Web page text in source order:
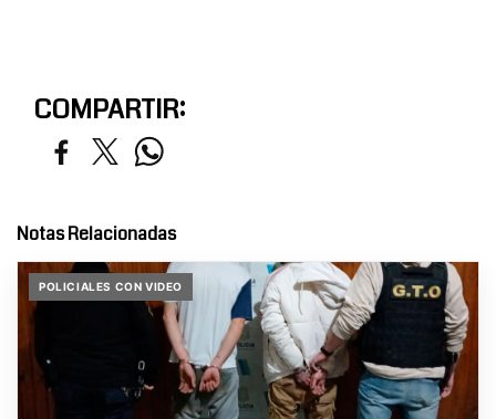
COMPARTIR:
Notas Relacionadas
POLICIALES CON VIDEO